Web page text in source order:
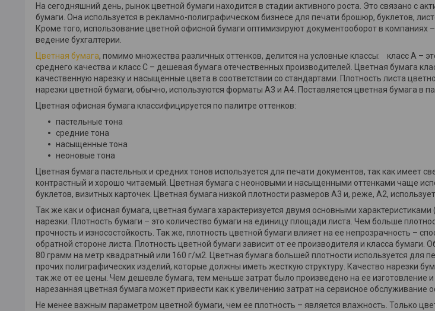
На сегодняшний день, рынок цветной бумаги находится в стадии активного роста. Это связано с
бумаги. Она используется в рекламно-полиграфическом бизнесе для печати брошюр, буклетов,
Кроме того, использование цветной офисной бумаги оптимизируют документооборот в компаниях
ведение бухгалтерии.
Цветная бумага, помимо множества различных оттенков, делится на условные классы: класс А –
среднего качества и класс С – дешевая бумага отечественных производителей. Цветная бумага
качественную нарезку и насыщенные цвета в соответствии со стандартами. Плотность листа
нарезки цветной бумаги, обычно, используются форматы А3 и А4. Поставляется цветная бумага в
Цветная офисная бумага классифицируется по палитре оттенков:
пастельные тона
средние тона
насыщенные тона
неоновые тона
Цветная бумага пастельных и средних тонов используется для печати документов, так как имеет
контрастный и хорошо читаемый. Цветная бумага с неоновыми и насыщенными оттенками чаще
буклетов, визитных карточек. Цветная бумага низкой плотности размеров А3 и, реже, А2,
Так же как и офисная бумага, цветная бумага характеризуется двумя основными
нарезки. Плотность бумаги – это количество бумаги на единицу площади листа. Чем больше
прочность и износостойкость. Так же, плотность цветной бумаги влияет на ее непрозрачность –
обратной стороне листа. Плотность цветной бумаги зависит от ее производителя и класса
80 грамм на метр квадратный или 160 г/м2. Цветная бумага большей плотности используется для
прочих полиграфических изделий, которые должны иметь жесткую структуру. Качество нарезки
так же от ее цены. Чем дешевле бумага, тем меньше затрат было произведено на ее изготовление
нарезанная цветная бумага может привести как к увеличению затрат на сервисное обслуживание
Не менее важным параметром цветной бумаги, чем ее плотность – является влажность. Только